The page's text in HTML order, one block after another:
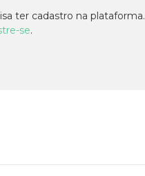
ter cadastro na plataforma.
se.